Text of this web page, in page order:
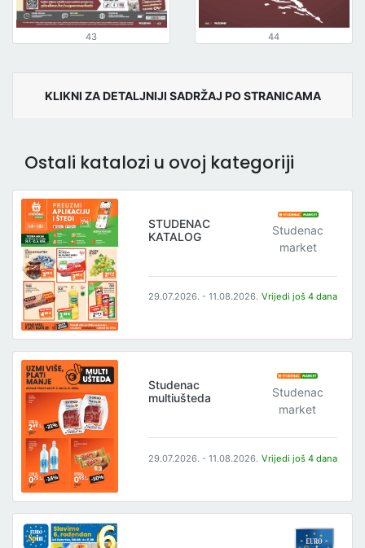
43 44
KLIKNI ZA DETALJNIJI SADRŽAJ PO STRANICAMA
Ostali katalozi u ovoj kategoriji
STUDENAC
KATALOG
Studenac
market
29.07.2026. - 11.08.2026. Vrijedi još 4 dana
Studenac
multiušteda
Studenac
market
29.07.2026. - 11.08.2026. Vrijedi još 4 dana